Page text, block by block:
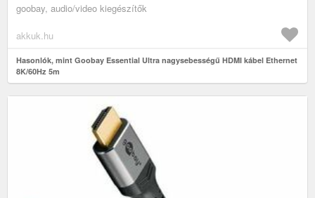
goobay, audio/video kiegészítők
akkuk.hu
Hasonlók, mint Goobay Essential Ultra nagysebességű HDMI kábel Ethernet
8K/60Hz 5m